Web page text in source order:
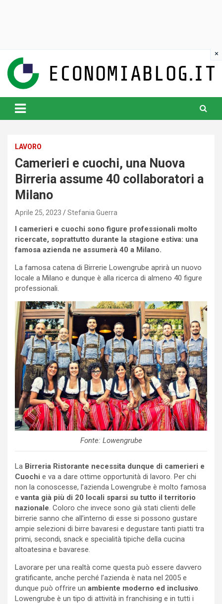
content
www.economiablog.it
LAVORO
Camerieri e cuochi, una Nuova
Birreria assume 40 collaboratori a
Milano
Aprile 25, 2023 Stefania Guerra
I camerieri e cuochi sono figure professionali molto
ricercate, soprattutto durante la stagione estiva: una
famosa azienda ne assumerà 40 a Milano.
La famosa catena di Birrerie Lowengrube aprirà un nuovo
locale a Milano e dunque è alla ricerca di almeno 40 figure
professionali.
Fonte: Lowengrube
La Birreria Ristorante necessita dunque di camerieri e
Cuochi e va a dare ottime opportunità di lavoro. Per chi
non la conoscesse, l’azienda Lowengrube è molto famosa
evanta già più di 20 locali sparsi su tutto il territorio
nazionale. Coloro che invece sono già stati clienti delle
birrerie sanno che all’interno di esse si possono gustare
ampie selezioni di birre bavaresi e degustare tanti piatti tra
primi, secondi, snack e specialità tipiche della cucina
altoatesina e bavarese.
Lavorare per una realtà come questa può essere davvero
gratificante, anche perché l’azienda è nata nel 2005 e
dunque può offrire un ambiente moderno ed inclusivo.
Lowengrube è un tipo di attività in franchising e in tutti i